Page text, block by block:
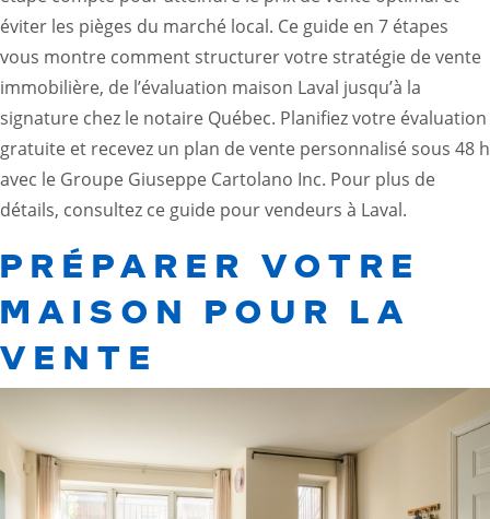
éviter les pièges du marché local. Ce guide en 7 étapes
vous montre comment structurer votre stratégie de vente
immobilière, de l’évaluation maison Laval jusqu’à la
signature chez le notaire Québec. Planifiez votre évaluation
gratuite et recevez un plan de vente personnalisé sous 48 h
avec le Groupe Giuseppe Cartolano Inc. Pour plus de
détails, consultez ce guide pour vendeurs à Laval.
PRÉPARER VOTRE
MAISON POUR LA
VENTE